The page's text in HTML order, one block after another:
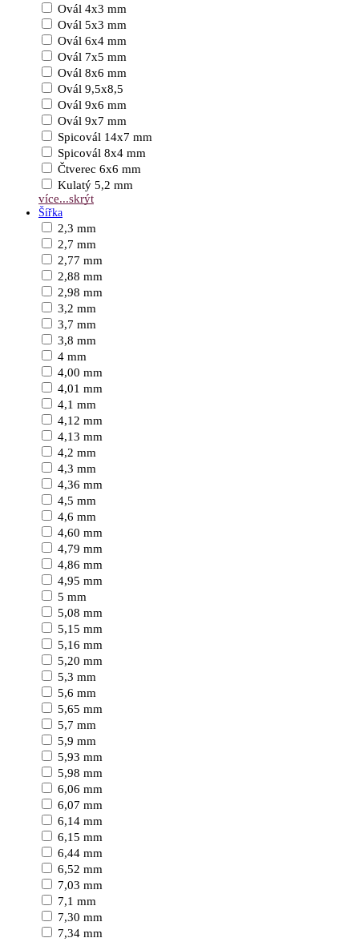
Ovál 4x3 mm
Ovál 5x3 mm
Ovál 6x4 mm
Ovál 7x5 mm
Ovál 8x6 mm
Ovál 9,5x8,5
Ovál 9x6 mm
Ovál 9x7 mm
Spicovál 14x7 mm
Spicovál 8x4 mm
Čtverec 6x6 mm
Kulatý 5,2 mm
více...skrýt
Šířka
2,3 mm
2,7 mm
2,77 mm
2,88 mm
2,98 mm
3,2 mm
3,7 mm
3,8 mm
4 mm
4,00 mm
4,01 mm
4,1 mm
4,12 mm
4,13 mm
4,2 mm
4,3 mm
4,36 mm
4,5 mm
4,6 mm
4,60 mm
4,79 mm
4,86 mm
4,95 mm
5 mm
5,08 mm
5,15 mm
5,16 mm
5,20 mm
5,3 mm
5,6 mm
5,65 mm
5,7 mm
5,9 mm
5,93 mm
5,98 mm
6,06 mm
6,07 mm
6,14 mm
6,15 mm
6,44 mm
6,52 mm
7,03 mm
7,1 mm
7,30 mm
7,34 mm